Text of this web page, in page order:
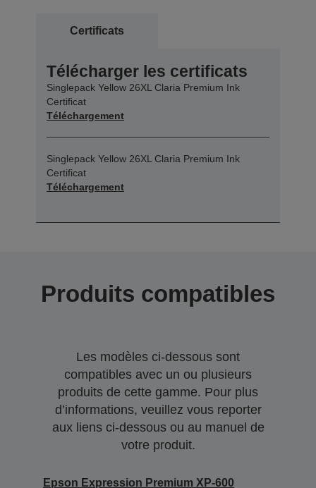
Certificats
Télécharger les certificats
Singlepack Yellow 26XL Claria Premium Ink
Certificat
Téléchargement
Singlepack Yellow 26XL Claria Premium Ink
Certificat
Téléchargement
Produits compatibles
Les modèles ci-dessous sont
compatibles avec un ou plusieurs
produits de cette gamme. Pour plus
d’informations, veuillez vous reporter
aux liens ci-dessous ou au manuel de
votre produit.
Epson Expression Premium XP-600